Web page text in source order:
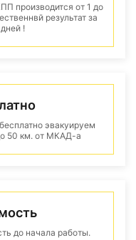
производится от 1 до
результат за
!
эвакуируем
50 км. от МКАД-а
до начала работы.